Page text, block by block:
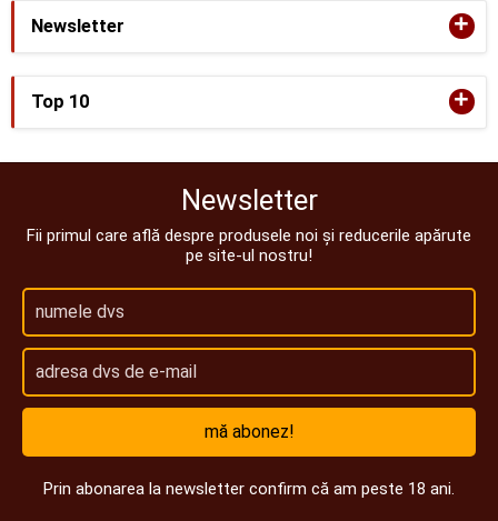
Newsletter +
Top 10 +
Newsletter
Fii primul care află despre produsele noi și reducerile apărute
pe site-ul nostru!
mă abonez!
Prin abonarea la newsletter confirm că am peste 18 ani.